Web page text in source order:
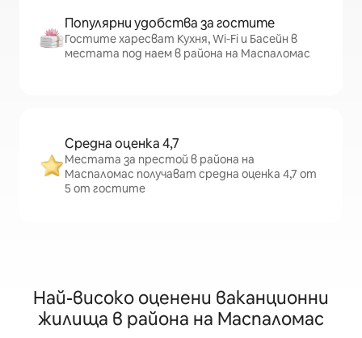
Популярни удобства за гостите
Гостите харесват Кухня, Wi-Fi и Басейн в
местата под наем в района на Маспаломас
Средна оценка 4,7
Местата за престой в района на
Маспаломас получават средна оценка 4,7 от
5 от гостите
Най-високо оценени ваканционни
жилища в района на Маспаломас